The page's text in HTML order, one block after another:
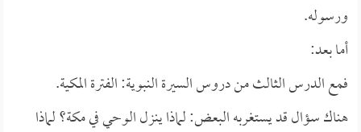
ورسوله.
أما بعد:
فمع الدرس الثالث من دروس السيرة النبوية: الفترة المكية.
هناك سؤال قد يستغربه البعض: لماذا ينزل الوحي في مكة؟ لماذا